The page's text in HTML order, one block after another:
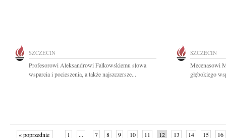
SZCZECIN
Profesorowi Aleksandrowi Falkowskiemu słowa
wsparcia i pocieszenia, a także najszczersze...
SZCZECIN
Mecenasowi
głębokiego
« poprzednie 1 ... 7 8 9 10 11 12 13 14 15 16